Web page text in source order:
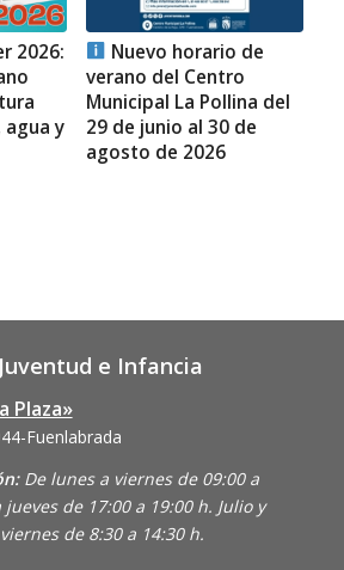
2026:
y
Nuevo horario de
verano del Centro
Municipal La Pollina del
29 de junio al 30 de
agosto de 2026
e Infancia
Plaza»
Fuenlabrada
De lunes a viernes de 09:00 a
de 17:00 a 19:00 h. Julio y
de 8:30 a 14:30 h.